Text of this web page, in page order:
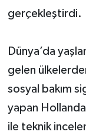
gerçekleştirdi.
Dünya’da
gelen
sosyal bakım
yapan
ile teknik